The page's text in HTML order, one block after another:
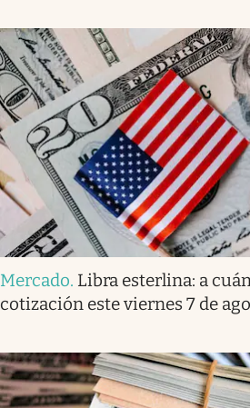
Mercado. Libra esterlina: a
cotización este viernes 7 de